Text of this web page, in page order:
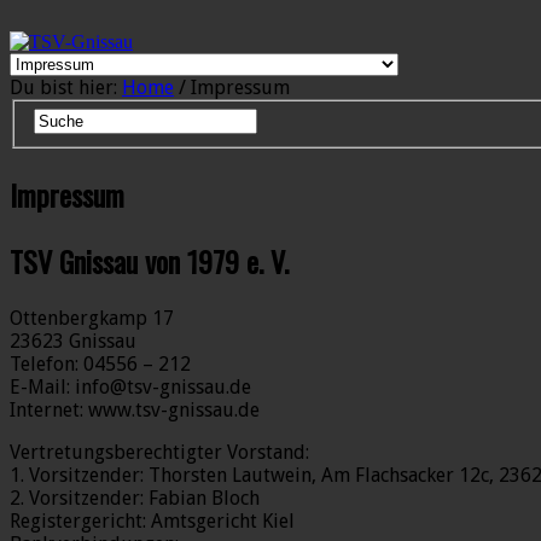
Du bist hier: Home / Impressum
Impressum
TSV Gnissau von 1979 e. V.
Ottenbergkamp 17
23623 Gnissau
Telefon: 04556 – 212
E-Mail: info@tsv-gnissau.de
Internet: www.tsv-gnissau.de
Vertretungsberechtigter Vorstand:
1. Vorsitzender: Thorsten Lautwein, Am Flachsacker 12c,
2. Vorsitzender: Fabian Bloch
Registergericht: Amtsgericht Kiel